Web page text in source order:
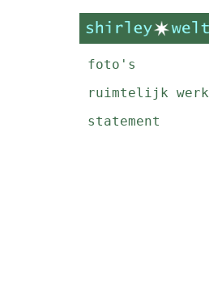
foto's
ruimtelijk werk
statement